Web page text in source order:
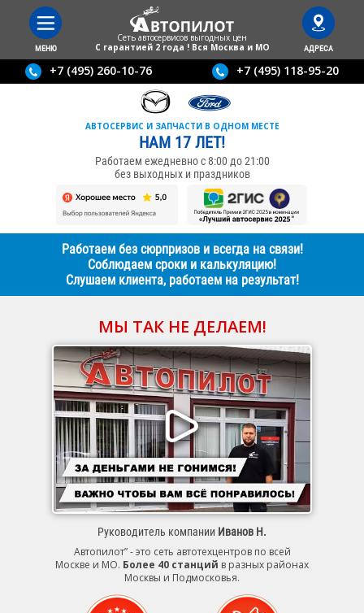
МЕНЮ
Сеть автосервисов выгодныx цен
С гарантией 2 года ! Вся Москва и МО
АДРЕСА
+7 (495) 260-10-76 +7 (495) 118-95-20
АВТОСЕРВИС И ЗАПЧАСТИ В ОДНОМ МЕСТЕ
НАМ 17 ЛЕТ!
Работаем ежедневно с 8:00 до 21:00
без выходных и праздников
Работаем без сюрпризов и всегда на связи!
Соблюдаем сроки и калькуляцию!
Слушаем клиента, работаем на результат!
МЫ ТАК НЕ ДЕЛАЕМ!
Руководитель компании Иванов Н.
Автопилот” - это сеть автотехцентров по всей
Москве и МО. Более 40 станций в разных районах
Москвы и Подмосковья.